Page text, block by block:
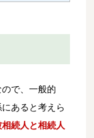
で、一般的
あると考えら
相続人と相続人